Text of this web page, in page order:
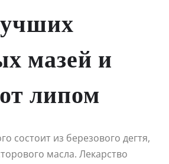
мазей и
липом
состоит из березового дегтя,
масла. Лекарство